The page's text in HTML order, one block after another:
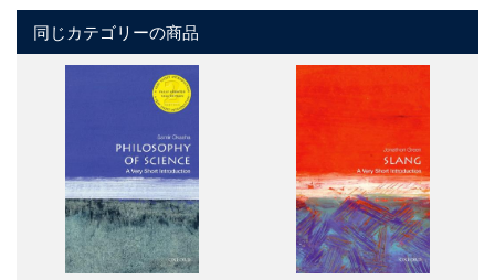
同じカテゴリーの商品